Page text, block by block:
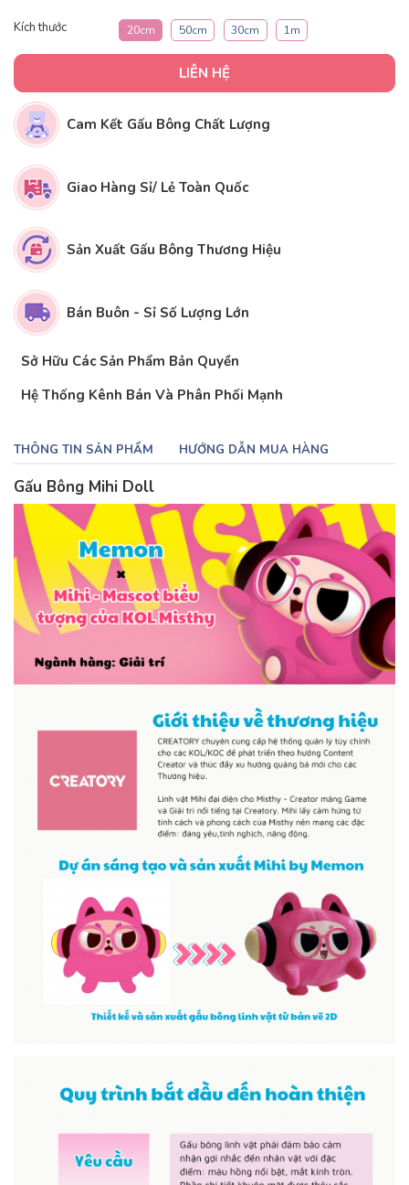
Kích thước 20cm 50cm 30cm 1m
LIÊN HỆ
Cam Kết Gấu Bông Chất Lượng
Giao Hàng Sỉ/ Lẻ Toàn Quốc
Sản Xuất Gấu Bông Thương Hiệu
Bán Buôn - Sỉ Số Lượng Lớn
Sở Hữu Các Sản Phẩm Bản Quyền
Hệ Thống Kênh Bán Và Phân Phối Mạnh
THÔNG TIN SẢN PHẨM HƯỚNG DẪN MUA HÀNG
Gấu Bông Mihi Doll